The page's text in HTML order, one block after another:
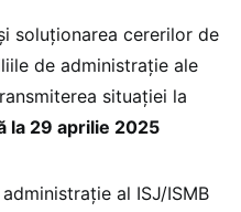
soluţionarea cererilor de
de administraţie ale
situaţiei la
la 29 aprilie 2025
al ISJ/ISMB